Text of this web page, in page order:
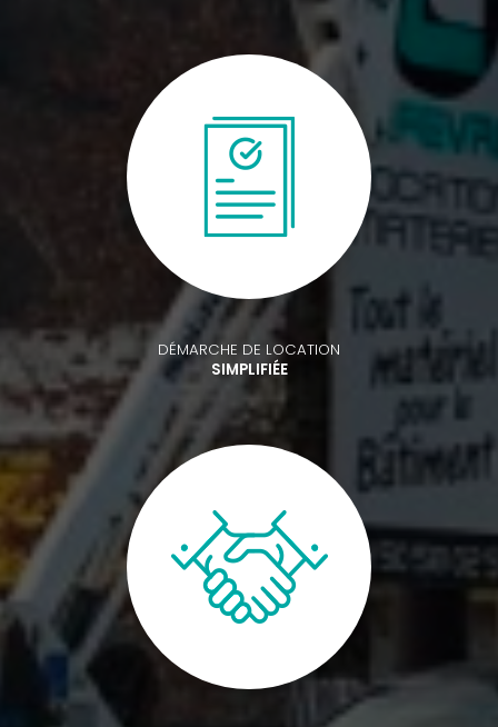
DÉMARCHE DE LOCATION
SIMPLIFIÉE